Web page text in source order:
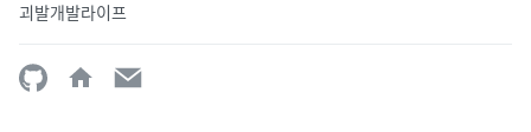
괴발개발라이프